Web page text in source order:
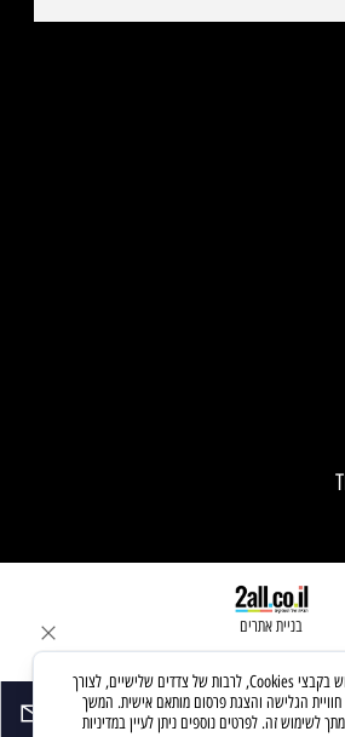
בניית אתרים
לידיעתך, באתרנו נעשה שימוש בקבצי Cookies, לרבות של צדדים שלישיים, לצורך
הגלישה והצגת פרסום מותאם אישית. המשך
לשימוש זה. לפרטים נוספים ניתן לעיין במדיניות